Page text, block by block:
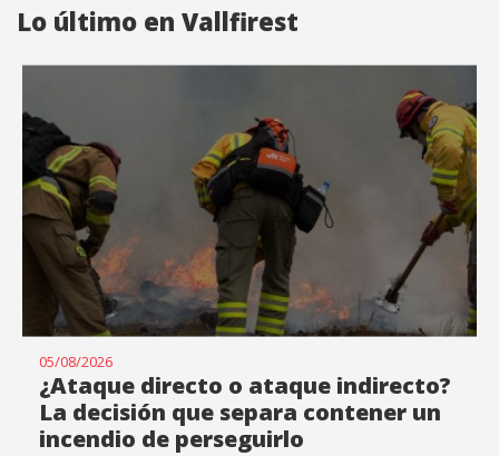
Lo último en Vallfirest
05/08/2026
¿Ataque directo o ataque indirecto?
La decisión que separa contener un
incendio de perseguirlo